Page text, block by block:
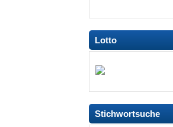
Lotto
Stichwortsuche